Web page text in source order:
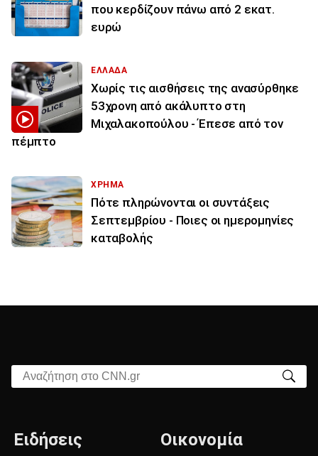
που κερδίζουν πάνω από 2 εκατ.
ευρώ
ΕΛΛΑΔΑ
Χωρίς τις αισθήσεις της ανασύρθηκε
53χρονη από ακάλυπτο στη
Μιχαλακοπούλου - Έπεσε από τον
πέμπτο
ΧΡΗΜΑ
Πότε πληρώνονται οι συντάξεις
Σεπτεμβρίου - Ποιες οι ημερομηνίες
καταβολής
Αναζήτηση στο CNN.gr
Ειδήσεις Οικονομία